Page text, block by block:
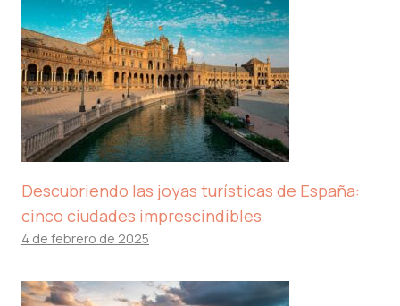
Descubriendo las joyas turísticas de España:
cinco ciudades imprescindibles
4 de febrero de 2025